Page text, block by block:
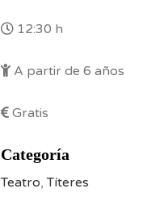
12:30 h
A partir de 6 años
Gratis
Categoría
Teatro,Títeres